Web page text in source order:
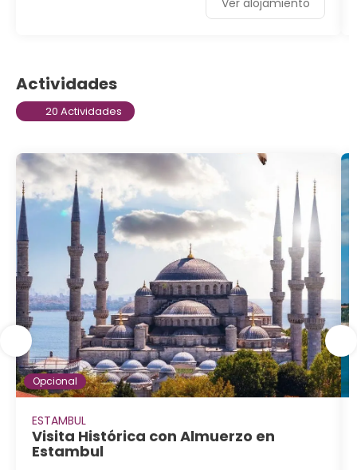
Actividades
20 Actividades
Opcional
ESTAMBUL
Visita Histórica con Almuerzo en
Estambul